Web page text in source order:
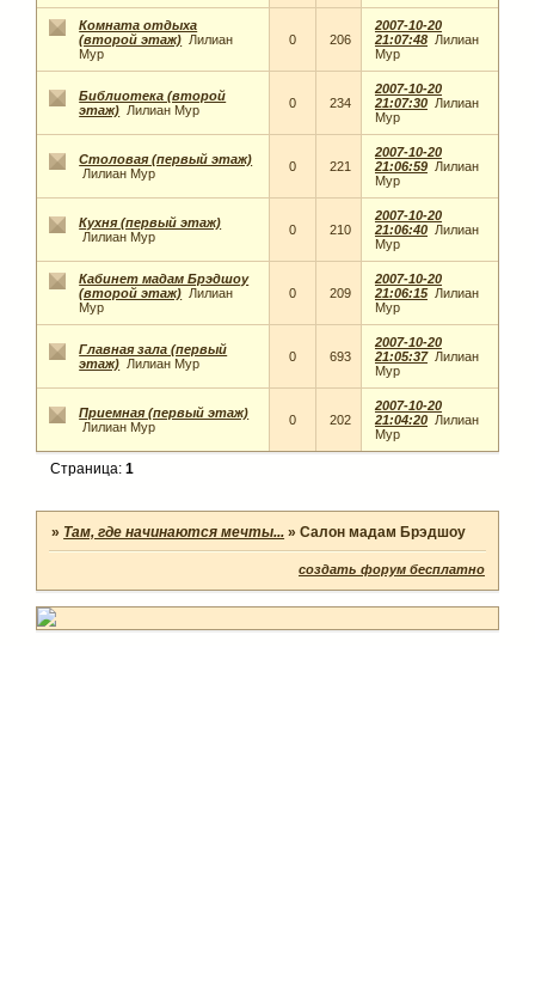
Комната отдыха
(второй этаж) Лилиан
Мур
0 206
2007-10-20
21:07:48 Лилиан
Мур
Библиотека (второй
этаж) Лилиан Мур 0 234
2007-10-20
21:07:30 Лилиан
Мур
Столовая (первый этаж)
Лилиан Мур
0 221
2007-10-20
21:06:59 Лилиан
Мур
Кухня (первый этаж)
Лилиан Мур
0 210
2007-10-20
21:06:40 Лилиан
Мур
Кабинет мадам Брэдшоу
(второй этаж) Лилиан
Мур
0 209
2007-10-20
21:06:15 Лилиан
Мур
Главная зала (первый
этаж) Лилиан Мур 0 693
2007-10-20
21:05:37 Лилиан
Мур
Приемная (первый этаж)
Лилиан Мур
0 202
2007-10-20
21:04:20 Лилиан
Мур
Страница:1
» Там, где начинаются мечты... »Салон мадам Брэдшоу
создать форум бесплатно